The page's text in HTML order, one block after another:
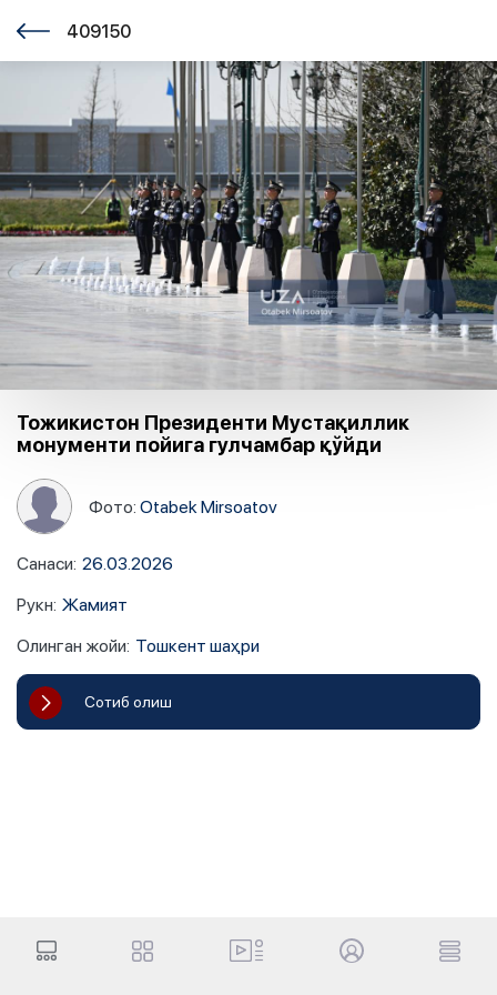
409150
Тожикистон Президенти Мустақиллик
монументи пойига гулчамбар қўйди
Фото:Otabek Mirsoatov
Санаси: 26.03.2026
Рукн: Жамият
Олинган жойи: Тошкент шаҳри
Сотиб олиш